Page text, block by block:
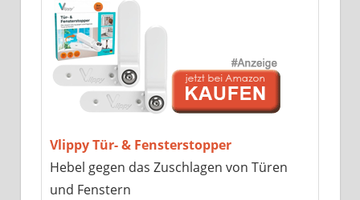
Vlippy Tür- & Fensterstopper
Hebel gegen das Zuschlagen von Türen
und Fenstern